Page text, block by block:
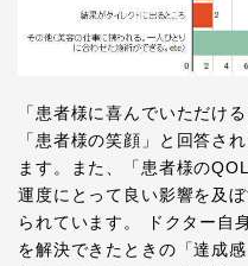
「患者様に喜んでいただけ
「患者様の笑顔」と回答さ
ます。また、「患者様の
運度にとって良い影響を及
られています。 ドクター自
を解決できたときの「達成